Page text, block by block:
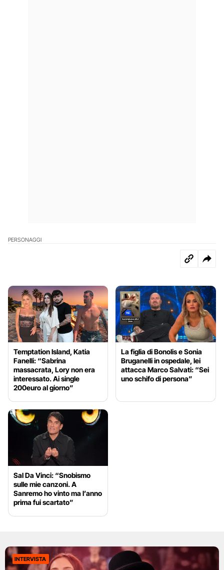
PERSONAGGI
Temptation Island, Katia
Fanelli: “Sabrina
massacrata, Lory non era
interessato. Ai single
200euro al giorno”
La figlia di Bonolis e Sonia
Bruganelli in ospedale, lei
attacca Marco Salvati: “Sei
uno schifo di persona”
Sal Da Vinci: “Snobismo
sulle mie canzoni. A
Sanremo ho vinto ma l’anno
prima fui scartato”
INTERVISTA